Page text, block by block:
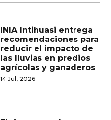
INIA Intihuasi entrega
recomendaciones para
reducir el impacto de
las lluvias en predios
agrícolas y ganaderos
14 Jul, 2026